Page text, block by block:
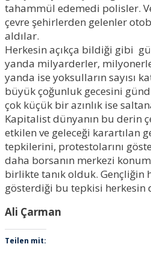
tahammül edemedi polisler.
çevre şehirlerden gelenler
aldılar.
Herkesin açıkça bildiği gibi
yanda milyarderler,
yanda ise yoksulların sayısı
büyük çoğunluk gecesini
çok küçük bir azınlık ise
Kapitalist dünyanın bu derin
etkilen ve geleceği karartılan
tepkilerini, protestolarını
daha borsanın merkezi
birlikte tanık olduk. Gençliğin
gösterdiği bu tepkisi
Ali Çarman
Teilen mit: